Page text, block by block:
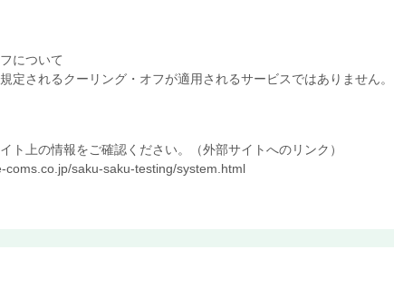
について
定されるクーリング・オフが適用されるサービスではありません。
ト上の情報をご確認ください。（外部サイトへのリンク）
coms.co.jp/saku-saku-testing/system.html